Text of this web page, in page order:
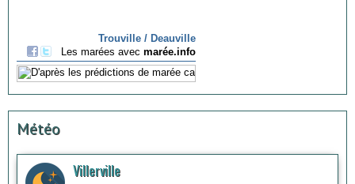
Météo
Villerville